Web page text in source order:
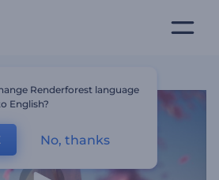
Renderforest language
English?
No, thanks